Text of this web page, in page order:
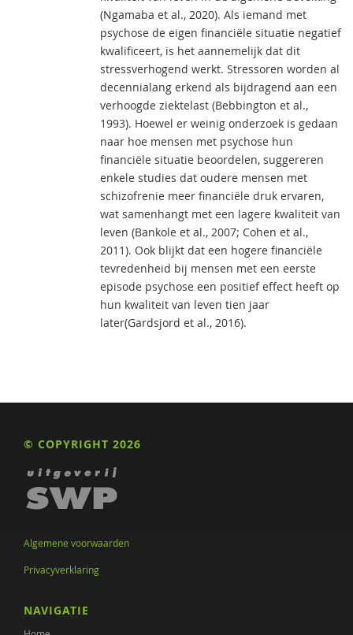
(Ngamaba et al., 2020). Als iemand met
psychose de eigen financiële situatie negatief
kwalificeert, is het aannemelijk dat dit
stressverhogend werkt. Stressoren worden al
decennialang erkend als bijdragend aan een
verhoogde ziektelast (Bebbington et al.,
1993). Hoewel er weinig onderzoek is gedaan
naar hoe mensen met psychose hun
financiële situatie beoordelen, suggereren
enkele studies dat oudere mensen met
schizofrenie meer financiële druk ervaren,
wat samenhangt met een lagere kwaliteit van
leven (Bankole et al., 2007; Cohen et al.,
2011). Ook blijkt dat een hogere financiële
tevredenheid bij mensen met een eerste
episode psychose een positief effect heeft op
hun kwaliteit van leven tien jaar
later(Gardsjord et al., 2016).
© COPYRIGHT 2026
Algemene voorwaarden
Privacyverklaring
NAVIGATIE